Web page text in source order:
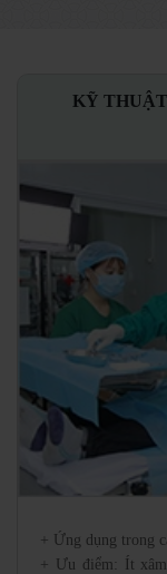
KỸ
+ Ứng dụng trong
+ Ưu điểm: Ít